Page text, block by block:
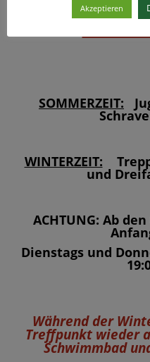
SOMMERZEIT:
WINTERZEIT:
und
ACHTUNG: Ab
Dienstags und
Während der
Treffpunkt wieder
Schwimmbad
Akzeptieren